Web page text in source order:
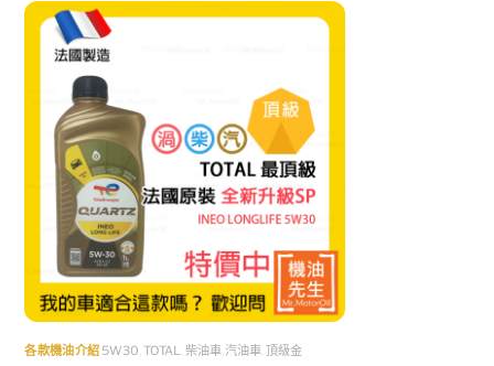
各款機油介紹 5W30 TOTAL 柴油車, 汽油車 頂級金